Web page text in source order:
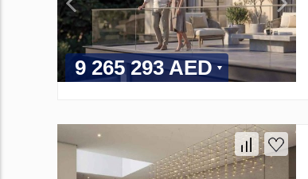
9 265 293 AED